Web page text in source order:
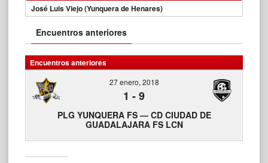
José Luis Viejo (Yunquera de Henares)
Encuentros anteriores
Encuentros anteriores
27 enero, 2018
1 -9
PLG YUNQUERA FS — CD CIUDAD DE
GUADALAJARA FS LCN